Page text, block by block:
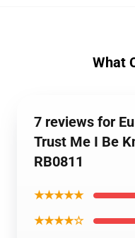
What
7 reviews for
Trust Me I Be
RB0811
★★★★★
★★★★☆